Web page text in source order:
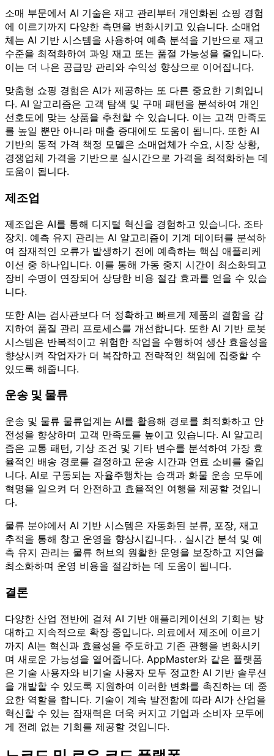
소매 부문에서 AI 기술은 재고 관리부터 개인화된 쇼핑 경험
에 이르기까지 다양한 측면을 변화시키고 있습니다. 소매업
체는 AI 기반 시스템을 사용하여 예측 분석을 기반으로 재고
수준을 최적화하여 과잉 재고 또는 품절 가능성을 줄입니다.
이는 더 나은 공급망 관리와 수익성 향상으로 이어집니다.
맞춤형 쇼핑 경험은 AI가 제공하는 또 다른 중요한 기회입니
다. AI 알고리즘은 고객 탐색 및 구매 패턴을 분석하여 개인
선호도에 맞는 상품을 추천할 수 있습니다. 이는 고객 만족도
를 높일 뿐만 아니라 매출 증대에도 도움이 됩니다. 또한 AI
기반의 동적 가격 책정 모델은 소매업체가 수요, 시장 상황,
경쟁업체 가격을 기반으로 실시간으로 가격을 최적화하는 데
도움이 됩니다.
제조업
제조업은 AI를 통해 디지털 혁신을 경험하고 있습니다. 조타
장치. 예측 유지 관리는 AI 알고리즘이 기계 데이터를 분석하
여 잠재적인 오류가 발생하기 전에 예측하는 핵심 애플리케
이션 중 하나입니다. 이를 통해 가동 중지 시간이 최소화되고
장비 수명이 연장되어 상당한 비용 절감 효과를 얻을 수 있습
니다.
또한 AI는 검사관보다 더 정확하고 빠르게 제품의 결함을 감
지하여 품질 관리 프로세스를 개선합니다. 또한 AI 기반 로봇
시스템은 반복적이고 위험한 작업을 수행하여 생산 효율성을
향상시켜 작업자가 더 복잡하고 전략적인 책임에 집중할 수
있도록 해줍니다.
운송 및 물류
운송 및 물류 물류업계는 AI를 활용해 경로를 최적화하고 안
전성을 향상하며 고객 만족도를 높이고 있습니다. AI 알고리
즘은 교통 패턴, 기상 조건 및 기타 변수를 분석하여 가장 효
율적인 배송 경로를 결정하고 운송 시간과 연료 소비를 줄입
니다. AI로 구동되는 자율주행차는 승객과 화물 운송 모두에
혁명을 일으켜 더 안전하고 효율적인 여행을 제공할 것입니
다.
물류 분야에서 AI 기반 시스템은 자동화된 분류, 포장, 재고
추적을 통해 창고 운영을 향상시킵니다. . 실시간 분석 및 예
측 유지 관리는 물류 허브의 원활한 운영을 보장하고 지연을
최소화하며 운영 비용을 절감하는 데 도움이 됩니다.
결론
다양한 산업 전반에 걸쳐 AI 기반 애플리케이션의 기회는 방
대하고 지속적으로 확장 중입니다. 의료에서 제조에 이르기
까지 AI는 혁신과 효율성을 주도하고 기존 관행을 변화시키
며 새로운 가능성을 열어줍니다. AppMaster와 같은 플랫폼
은 기술 사용자와 비기술 사용자 모두 정교한 AI 기반 솔루션
을 개발할 수 있도록 지원하여 이러한 변화를 촉진하는 데 중
요한 역할을 합니다. 기술이 계속 발전함에 따라 AI가 산업을
혁신할 수 있는 잠재력은 더욱 커지고 기업과 소비자 모두에
게 전례 없는 기회를 제공할 것입니다.